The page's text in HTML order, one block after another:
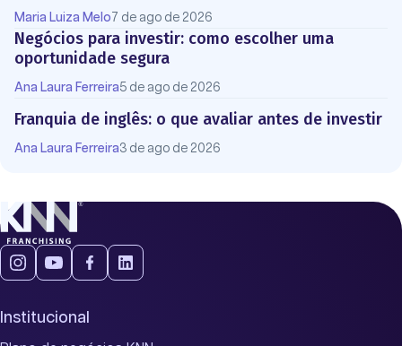
Maria Luiza Melo 7 de ago de 2026
Negócios para investir: como escolher uma
oportunidade segura
Ana Laura Ferreira5 de ago de 2026
Franquia de inglês: o que avaliar antes de investir
Ana Laura Ferreira3 de ago de 2026
Institucional